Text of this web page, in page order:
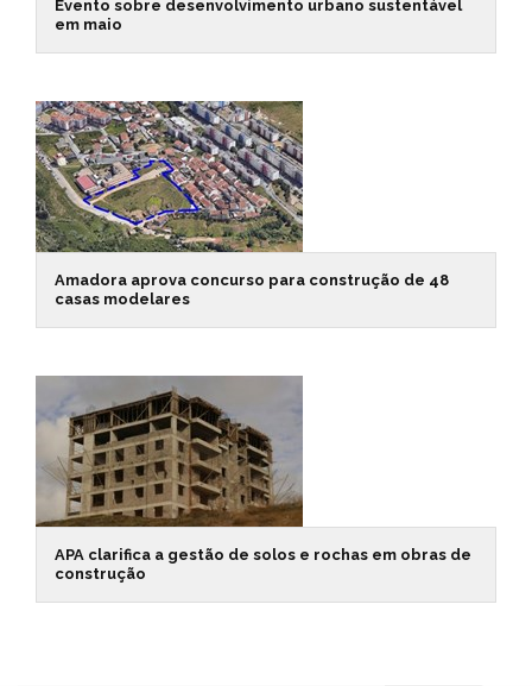
Evento sobre desenvolvimento urbano sustentável
em maio
Amadora aprova concurso para construção de 48
casas modelares
APA clarifica a gestão de solos e rochas em obras de
construção